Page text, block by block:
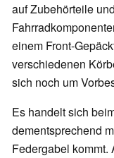
auf Zubehörteile
einem Front-
verschiedenen
sich noch um
Es handelt sich
dementsprechend
Federgabel kommt.